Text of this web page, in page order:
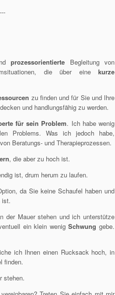
prozessorientierte Begleitung von
die über eine kurze
zu finden und für Sie und Ihre
und handlungsfähig zu werden.
für sein Problem. Ich habe wenig
Problems. Was ich jedoch habe,
von Beratungs- und Therapieprozessen.
, die aber zu hoch ist.
ist, drum herum zu laufen.
da Sie keine Schaufel haben und
ist.
der Mauer stehen und ich unterstütze
ein klein wenigSchwung gebe.
ich Ihnen einen Rucksack hoch, in
finden.
stehen.